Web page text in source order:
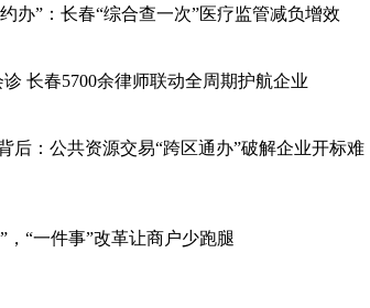
办”：长春“综合查一次”医疗监管减负增效
长春5700余律师联动全周期护航企业
后：公共资源交易“跨区通办”破解企业开标难
，“一件事”改革让商户少跑腿